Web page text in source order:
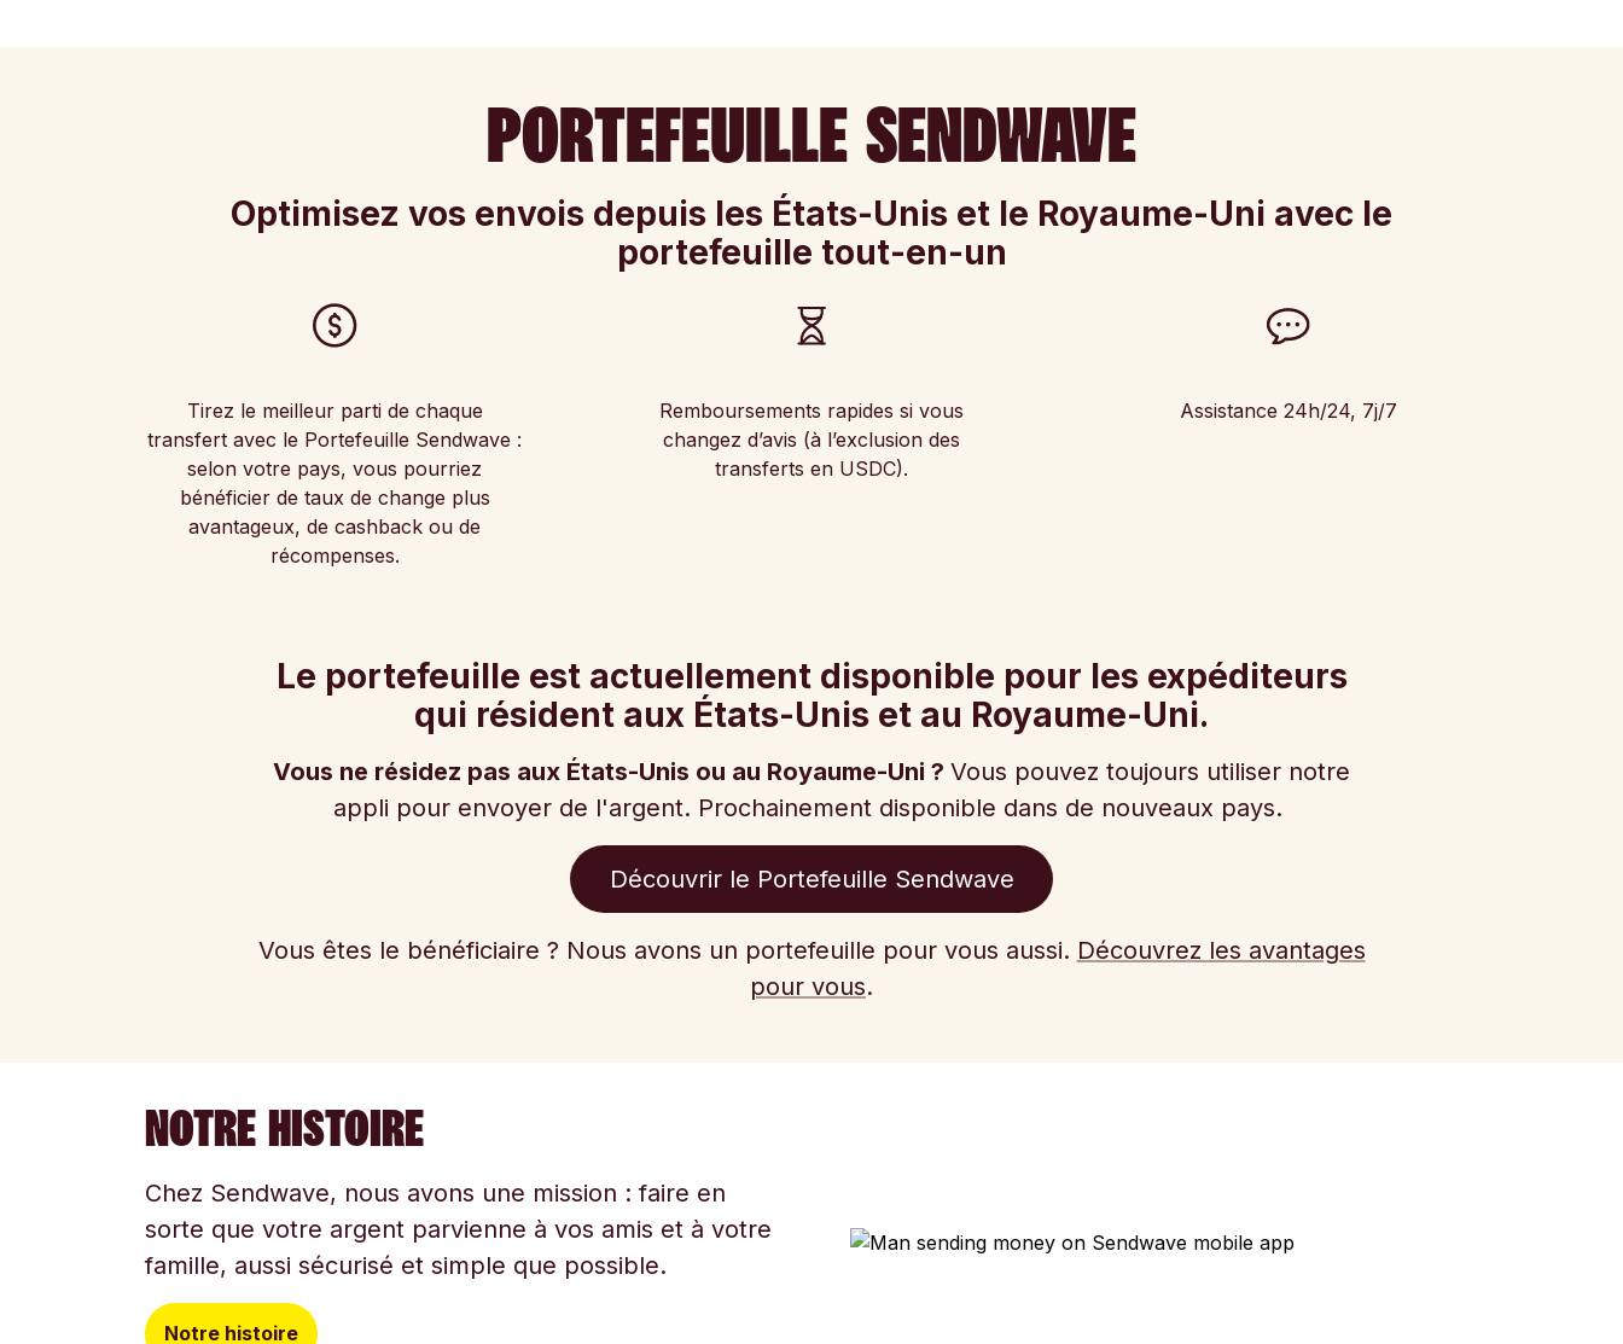
PORTEFEUILLE SENDWAVE
Optimisez vos envois depuis les États-Unis et le Royaume-Uni avec le
portefeuille tout-en-un
Tirez le meilleur parti de chaque
transfert avec le Portefeuille Sendwave :
selon votre pays, vous pourriez
bénéficier de taux de change plus
avantageux, de cashback ou de
récompenses.
Remboursements rapides si vous
changez d’avis (à l’exclusion des
transferts en USDC).
Assistance 24h/24, 7j/7
Le portefeuille est actuellement disponible pour les expéditeurs
qui résident aux États-Unis et au Royaume-Uni.
Vous ne résidez pas aux États-Unis ou au Royaume-Uni ? Vous pouvez toujours utiliser notre
appli pour envoyer de l'argent. Prochainement disponible dans de nouveaux pays.
Découvrir le Portefeuille Sendwave
Vous êtes le bénéficiaire ? Nous avons un portefeuille pour vous aussi. Découvrez les avantages
pour vous.
NOTRE HISTOIRE
Chez Sendwave, nous avons une mission : faire en
sorte que votre argent parvienne à vos amis et à votre
famille, aussi sécurisé et simple que possible.
Notre histoire